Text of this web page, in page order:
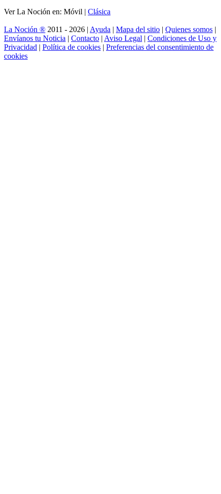
Ver La Noción en: Móvil | Clásica
La Noción ® 2011 - 2026 | Ayuda | Mapa del sitio | Quienes somos |
Envíanos tu Noticia | Contacto | Aviso Legal | Condiciones de Uso y
Privacidad | Política de cookies | Preferencias del consentimiento de
cookies